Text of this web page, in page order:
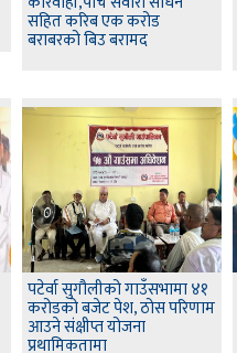
सहित करिब एक करोड
बराबरको बिउ बरामद
पटेर्वा सुगौलीको गाउँसभामा ४१
करोडको बजेट पेश, ठोस परिणाम
आउने संक्षीप्त योजना
प्रथामिकतामा